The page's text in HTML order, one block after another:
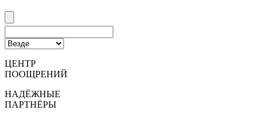
ЦЕНТР
ПООЩРЕНИЙ
НАДЁЖНЫЕ
ПАРТНЁРЫ